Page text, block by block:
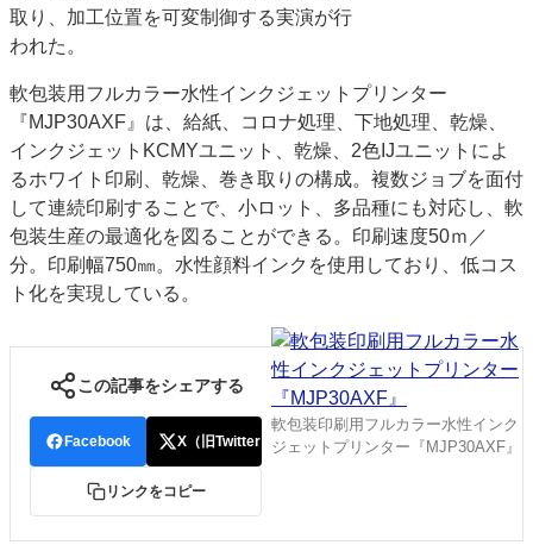
取り、加工位置を可変制御する実演が行
われた。
軟包装用フルカラー水性インクジェットプリンター
『MJP30AXF』は、給紙、コロナ処理、下地処理、乾燥、
インクジェットKCMYユニット、乾燥、2色IJユニットによ
るホワイト印刷、乾燥、巻き取りの構成。複数ジョブを面付
して連続印刷することで、小ロット、多品種にも対応し、軟
包装生産の最適化を図ることができる。印刷速度50ｍ／
分。印刷幅750㎜。水性顔料インクを使用しており、低コス
ト化を実現している。
軟包装印刷用フルカラー水性インク
ジェットプリンター『MJP30AXF』
この記事をシェアする
Facebook X（旧Twitter）
リンクをコピー